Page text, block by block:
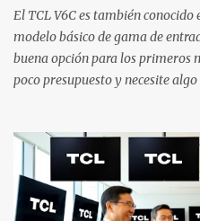
segundos quiere decir que la
90%. Si...
El TCL V6C es también conocido
modelo básico de gama de
buena opción para los primeros
poco presupuesto y necesite algo
mini LEDs y atenuación local.
retroilminación del P6K sería
sin full array y por ende sin
general, se diferencian tanto en